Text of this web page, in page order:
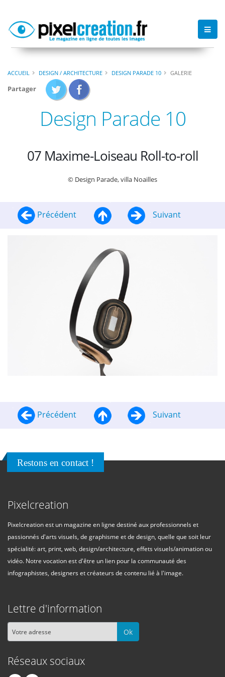
ACCUEIL DESIGN / ARCHITECTURE DESIGN PARADE 10 GALERIE
Partager
Design Parade 10
07 Maxime-Loiseau Roll-to-roll
© Design Parade, villa Noailles
Précédent Suivant
Précédent Suivant
Restons en contact !
Pixelcreation
Pixelcreation est un magazine en ligne destiné aux professionnels et
passionnés d'arts visuels, de graphisme et de design, quelle que soit leur
spécialité: art, print, web, design/architecture, effets visuels/animation ou
vidéo. Notre vocation est d'être un lien pour la communauté des
infographistes, designers et créateurs de contenu lié à l'image.
Lettre d'information
Ok
Réseaux sociaux